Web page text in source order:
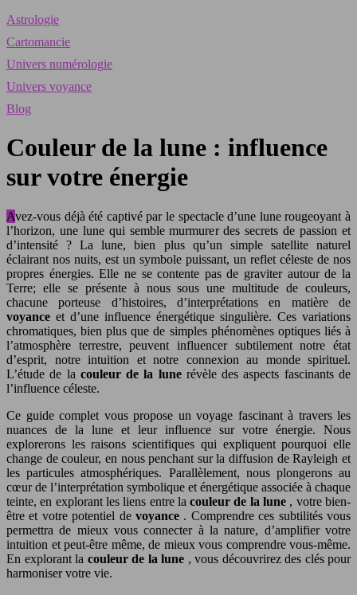
Astrologie
Cartomancie
Univers numérologie
Univers voyance
Blog
Couleur de la lune : influence
sur votre énergie
Avez-vous déjà été captivé par le spectacle d’une lune rougeoyant à
l’horizon, une lune qui semble murmurer des secrets de passion et
d’intensité ? La lune, bien plus qu’un simple satellite naturel
éclairant nos nuits, est un symbole puissant, un reflet céleste de nos
propres énergies. Elle ne se contente pas de graviter autour de la
Terre; elle se présente à nous sous une multitude de couleurs,
chacune porteuse d’histoires, d’interprétations en matière de
voyance et d’une influence énergétique singulière. Ces variations
chromatiques, bien plus que de simples phénomènes optiques liés à
l’atmosphère terrestre, peuvent influencer subtilement notre état
d’esprit, notre intuition et notre connexion au monde spirituel.
L’étude de la couleur de la lune révèle des aspects fascinants de
l’influence céleste.
Ce guide complet vous propose un voyage fascinant à travers les
nuances de la lune et leur influence sur votre énergie. Nous
explorerons les raisons scientifiques qui expliquent pourquoi elle
change de couleur, en nous penchant sur la diffusion de Rayleigh et
les particules atmosphériques. Parallèlement, nous plongerons au
cœur de l’interprétation symbolique et énergétique associée à chaque
teinte, en explorant les liens entre lacouleur de la lune , votre bien-
être et votre potentiel de voyance . Comprendre ces subtilités vous
permettra de mieux vous connecter à la nature, d’amplifier votre
intuition et peut-être même, de mieux vous comprendre vous-même.
En explorant la couleur de la lune , vous découvrirez des clés pour
harmoniser votre vie.